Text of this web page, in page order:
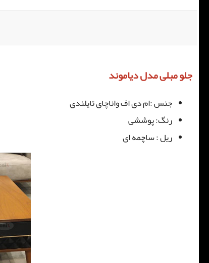
جلو مبلی مدل دیاموند
جنس :ام دی اف واناچای تایلندی
رنگ: پوششی
ریل : ساچمه ای